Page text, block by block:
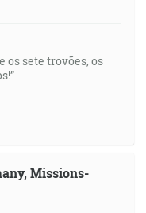
os sete trovões, os
Missions-